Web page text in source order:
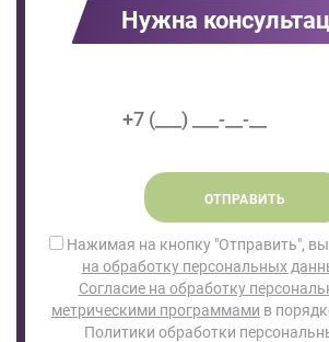
Нужна
ОТПРАВИТЬ
Нажимая на кнопку "Отправить", вы
на обработку персональных
Согласие на обработку
метрическими программами в
Политики обработки